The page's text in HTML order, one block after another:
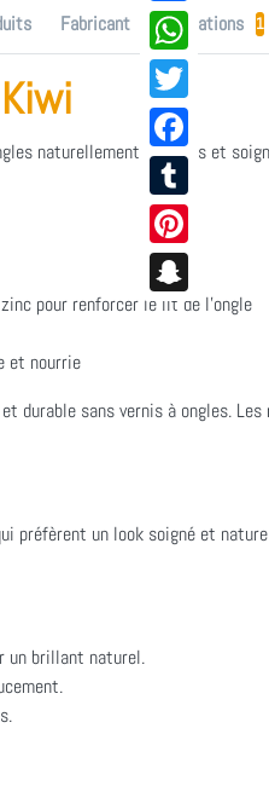
Share
WhatsApp
Twitter
Facebook
Tumblr
Pinterest
Snapchat
Fabricant Evaluations 1
naturellement brillants et
pour renforcer le lit de l'ongle
et nourrie
sans vernis à ongles.
préfèrent un look soigné et
un brillant naturel.